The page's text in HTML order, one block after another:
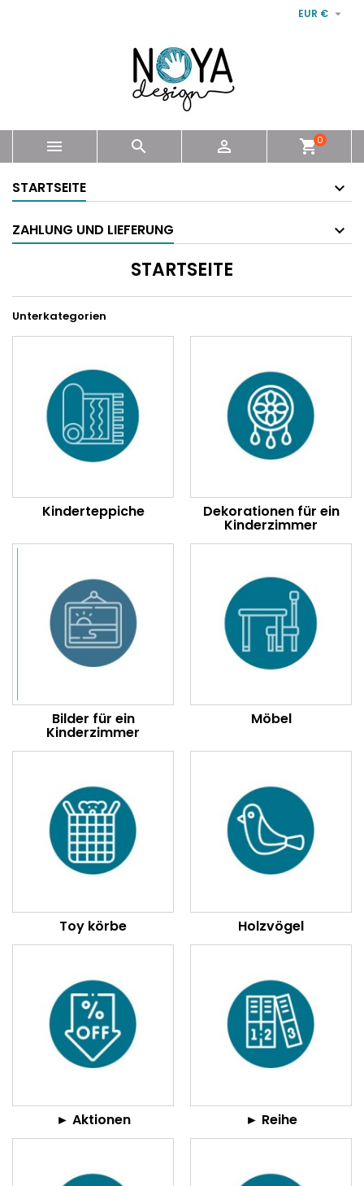
EUR € 
   shopping_cart0
STARTSEITE
ZAHLUNG UND LIEFERUNG
STARTSEITE
Unterkategorien
Kinderteppiche Dekorationen für ein
Kinderzimmer
Bilder für ein
Kinderzimmer
Möbel
Toy körbe Holzvögel
► Aktionen ► Reihe